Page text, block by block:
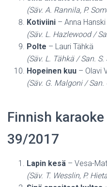
(Säv. A. Rannila, P.
Kotiviini – Anna Hanski
(Säv. L. Hazlewood /
Polte – Lauri Tähkä
(Säv. L. Tähkä / San. S.
Hopeinen kuu – Olavi
(Säv. G. Malgoni /
Finnish
39/2017
Lapin kesä – Vesa-
(Säv. T. Wesslin, P.